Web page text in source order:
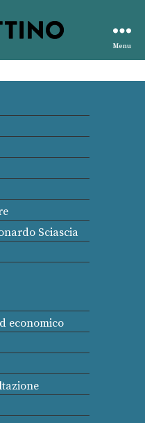
Menu
Sciascia
economico